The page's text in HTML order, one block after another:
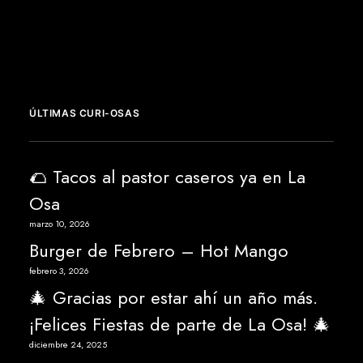
ÚLTIMAS CURI-OSAS
🌮 Tacos al pastor caseros ya en La
Osa
marzo 10, 2026
Burger de Febrero – Hot Mango
febrero 3, 2026
🎄 Gracias por estar ahí un año más.
¡Felices Fiestas de parte de La Osa! 🎄
diciembre 24, 2025